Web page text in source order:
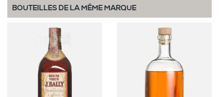
BOUTEILLES DE LA MÊME MARQUE